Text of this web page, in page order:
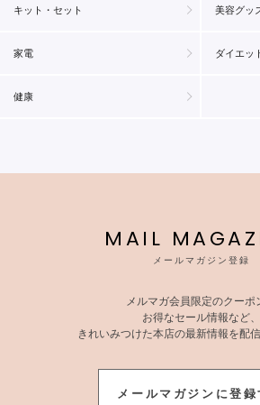
キット・セット 美容グッ
家電 ダイエッ
健康
MAIL
メールマガジン登録
メルマガ会員限定のクーポ
お得なセール情報など、
きれいみつけた本店の最新情報を配信
メールマガジンに登録